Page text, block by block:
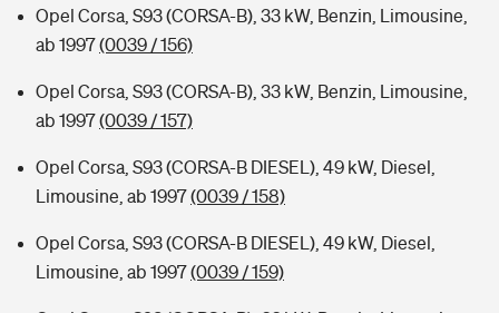
Opel Corsa, S93 (CORSA-B), 33 kW, Benzin, Limousine,
ab 1997(0039 / 156)
Opel Corsa, S93 (CORSA-B), 33 kW, Benzin, Limousine,
ab 1997(0039 / 157)
Opel Corsa, S93 (CORSA-B DIESEL), 49 kW, Diesel,
Limousine, ab 1997(0039 / 158)
Opel Corsa, S93 (CORSA-B DIESEL), 49 kW, Diesel,
Limousine, ab 1997(0039 / 159)